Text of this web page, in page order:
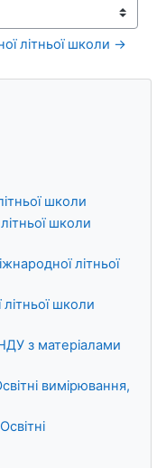
літньої школи →
школи
школи
літньої
школи
з матеріалами
вимірювання,